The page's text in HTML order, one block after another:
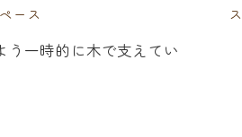
ース
う一時的に木で支えてい